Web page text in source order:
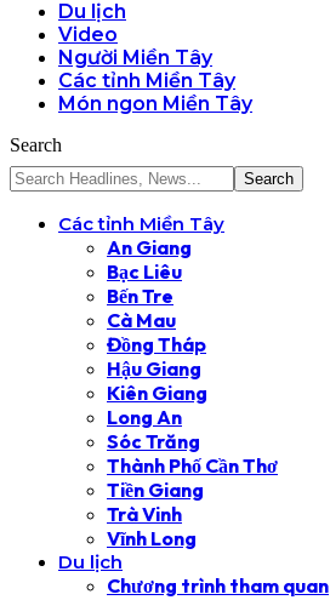
Du lịch
Video
Người Miền Tây
Các tỉnh Miền Tây
Món ngon Miền Tây
Search
Các tỉnh Miền Tây
An Giang
Bạc Liêu
Bến Tre
Cà Mau
Đồng Tháp
Hậu Giang
Kiên Giang
Long An
Sóc Trăng
Thành Phố Cần Thơ
Tiền Giang
Trà Vinh
Vĩnh Long
Du lịch
Chương trình tham quan